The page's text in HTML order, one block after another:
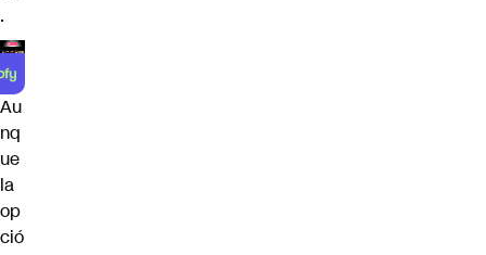
.
Au
nq
ue
la
op
ció